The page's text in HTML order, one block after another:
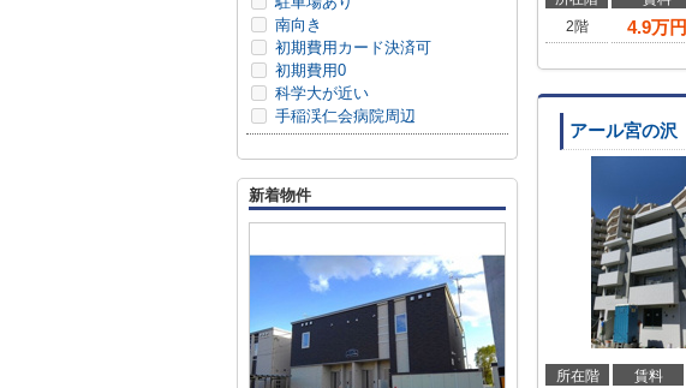
2階
4.9万円
アール宮の沢
所在階 賃料
南向き
初期費用カード決済可
初期費用0
科学大が近い
手稲渓仁会病院周辺
新着物件